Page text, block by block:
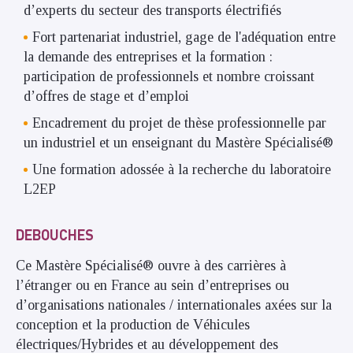
d’experts du secteur des transports électrifiés
Fort partenariat industriel, gage de l'adéquation entre
la demande des entreprises et la formation :
participation de professionnels et nombre croissant
d’offres de stage et d’emploi
Encadrement du projet de thèse professionnelle par
un industriel et un enseignant du Mastère Spécialisé®
Une formation adossée à la recherche du laboratoire
L2EP
DEBOUCHES
Ce Mastère Spécialisé® ouvre à des carrières à
l’étranger ou en France au sein d’entreprises ou
d’organisations nationales / internationales axées sur la
conception et la production de Véhicules
électriques/Hybrides et au développement des